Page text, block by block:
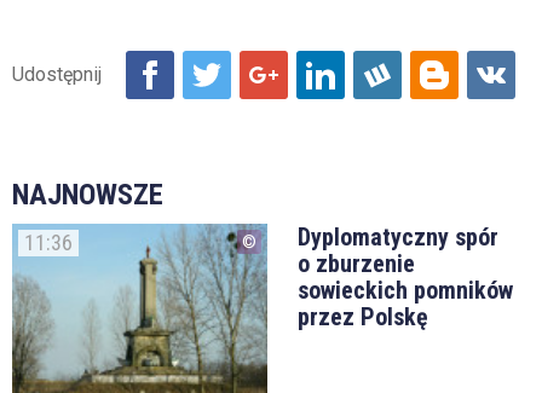
NAJNOWSZE
11:36
Dyplomatyczny spór
o zburzenie
sowieckich pomników
przez Polskę